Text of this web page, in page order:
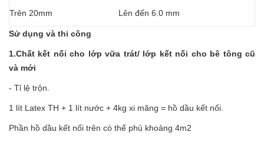
Trên 20mm Lên đến 6.0 mm
Sử dụng và thi công
1.Chất kết nối cho lớp vữa trát/ lớp kết nối cho bê tông cũ
và mới
- Tỉ lệ trộn.
1 lít Latex TH + 1 lít nước + 4kg xi măng = hồ dầu kết nối.
Phần hồ dầu kết nối trên có thể phủ khoảng 4m2